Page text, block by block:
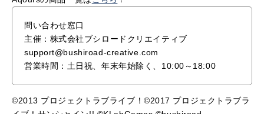
問い合わせ窓口
主催：株式会社ブシロードクリエイティブ
support@bushiroad-creative.com
営業時間：土日祝、年末年始除く、10:00～18:00
©2013 プロジェクトラブライブ！©2017 プロジェクトラブラ